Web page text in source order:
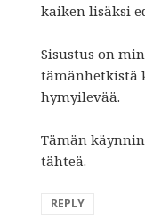
kaiken lisäksi
Sisustus on
tämänhetkistä
hymyilevää.
Tämän
tähteä.
REPLY